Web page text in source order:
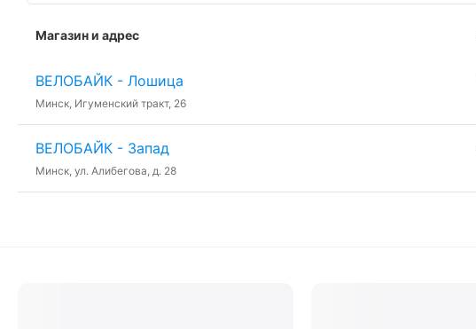
Магазин и адрес
ВЕЛОБАЙК - Лошица
Минск, Игуменский тракт, 26
ВЕЛОБАЙК - Запад
Минск, ул. Алибегова, д. 28